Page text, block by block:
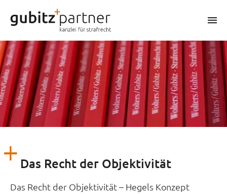
Inhalt
Das Recht der Objektivität
Das Recht der Objektivität – Hegels Konzept